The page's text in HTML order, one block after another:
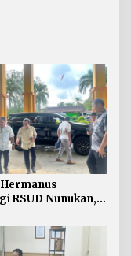
RSUD Nunukan,
Kesehatan